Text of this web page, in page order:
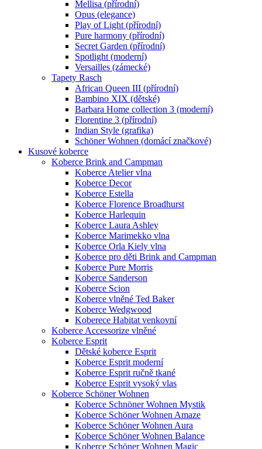
Mellisa (přírodní)
Opus (elegance)
Play of Light (přírodní)
Pure harmony (přírodní)
Secret Garden (přírodní)
Spotlight (moderní)
Versailles (zámecké)
Tapety Rasch
African Queen III (přírodní)
Bambino XIX (dětské)
Barbara Home collection 3 (moderní)
Florentine 3 (přírodní)
Indian Style (grafika)
Schöner Wohnen (domácí značkové)
Kusové koberce
Koberce Brink and Campman
Koberce Atelier vlna
Koberce Decor
Koberce Estella
Koberce Florence Broadhurst
Koberce Harlequin
Koberce Laura Ashley
Koberce Marimekko vlna
Koberce Orla Kiely vlna
Koberce pro děti Brink and Campman
Koberce Pure Morris
Koberce Sanderson
Koberce Scion
Koberce vlněné Ted Baker
Koberce Wedgwood
Koberece Habitat venkovní
Koberce Accessorize vlněné
Koberce Esprit
Dětské koberce Esprit
Koberce Esprit moderní
Koberce Esprit ručně tkané
Koberce Esprit vysoký vlas
Koberce Schöner Wohnen
Koberce Schnöner Wohnen Mystik
Koberce Schöner Wohnen Amaze
Koberce Schöner Wohnen Aura
Koberce Schöner Wohnen Balance
Koberce Schöner Wohnen Magic